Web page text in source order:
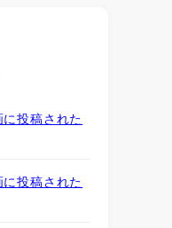
投稿された
投稿された